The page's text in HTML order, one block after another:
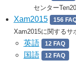
センター
Xam2015 156
Xam2015に関するサ
英語 12 FAQ
国語 12 FAQ